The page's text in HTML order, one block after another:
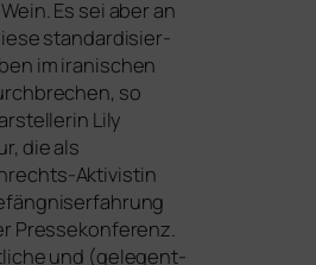
Es sei aber an
stan­dar­di­sier­
im ira­ni­schen
so
Lily
die als
Aktivistin
Pressekonferenz.
und (gele­gent­